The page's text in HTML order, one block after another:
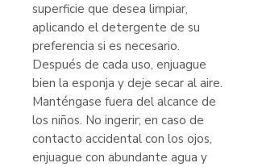
superficie que desea limpiar,
aplicando el detergente de su
preferencia si es necesario.
Después de cada uso, enjuague
bien la esponja y deje secar al aire.
Manténgase fuera del alcance de
los niños. No ingerir; en caso de
contacto accidental con los ojos,
enjuague con abundante agua y